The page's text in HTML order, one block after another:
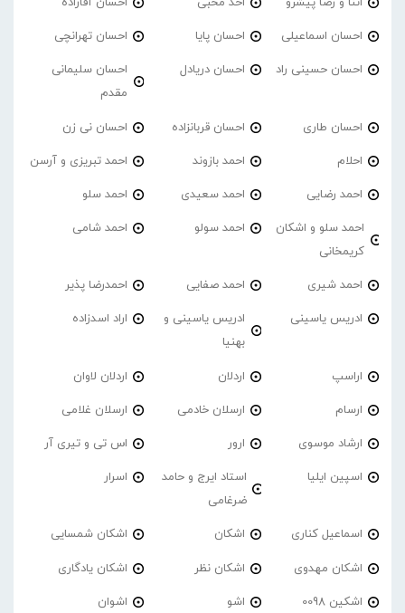
احسان اسماعیلی احسان پایا احسان تهرانچی
احسان حسینی راد احسان دریادل
احسان سلیمانی
مقدم
احسان طاری احسان قربانزاده احسان نی زن
احلام احمد بازوند احمد تبریزی و آرسن
احمد‌ رضایی احمد سعیدی احمد سلو
احمد سلو و اشکان
کریمخانی
احمد سولو احمد شامی
احمد شیری احمد صفایی احمدرضا پذیر
ادریس یاسینی
ادریس یاسینی و
بهنیا
اراد اسدزاده
اراسپ اردلان اردلان لاوان
ارسام ارسلان خادمی ارسلان غلامی
ارشاد موسوی ارور اس تی و تیری آر
اسپین ایلیا
استاد ایرج و حامد
ضرغامی
اسرار
اسماعیل کناری اشکان اشکان شمسایی
اشکان مهدوی اشکان نظر اشکان یادگاری
اشکین 0098 اشو اشوان